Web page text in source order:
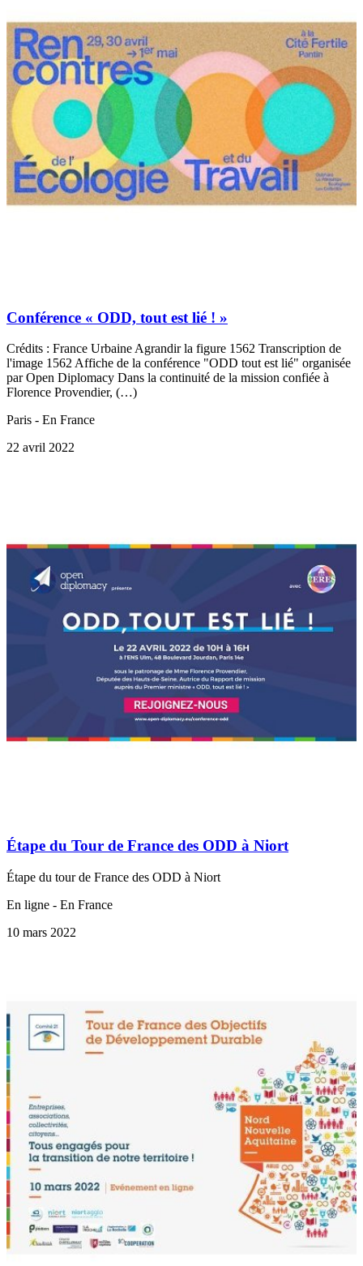
Conférence « ODD, tout est lié ! »
Crédits : France Urbaine Agrandir la figure 1562 Transcription de
l'image 1562 Affiche de la conférence "ODD tout est lié" organisée
par Open Diplomacy Dans la continuité de la mission confiée à
Florence Provendier, (…)
Paris - En France
22 avril 2022
Étape du Tour de France des ODD à Niort
Étape du tour de France des ODD à Niort
En ligne - En France
10 mars 2022